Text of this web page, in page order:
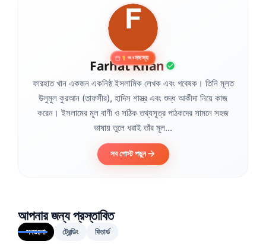
1 বছরসদস্য
Farhat Khan
ফারহাত খান একজন একনিষ্ঠ ইসলামিক লেখক এবং গবেষক। তিনি মূলত
উলুমুল কুরআন (তাফসীর), হাদিস শাস্ত্র এবং শুদ্ধ আকীদা নিয়ে কাজ
করেন। ইসলামের মূল বাণী ও সঠিক তথ্যসূত্র পাঠকদের সামনে সহজ
ভাষায় তুলে ধরাই তাঁর মূল...
সব পোস্ট পড়ুন
আপনার জন্য প্রস্তাবিত
সবগুলো ট্রেন্ডিং ফিচার্ড